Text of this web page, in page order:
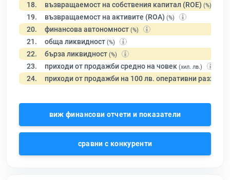
18. възвращаемост на собствения капитал (ROE) (%)
19. възвращаемост на активите (ROA) (%)
20. финансова автономност (%)
21. обща ликвидност (%)
22. бърза ликвидност (%)
23. приходи от продажби средно на човек (хил. лв.)
24. приходи от продажби на 100 лв. оперативни разходи
виж финансови отчети и показатели
сравни с конкуренти